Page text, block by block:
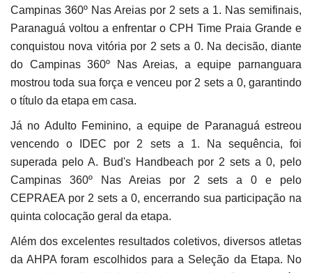
Campinas 360º Nas Areias por 2 sets a 1. Nas semifinais,
Paranaguá voltou a enfrentar o CPH Time Praia Grande e
conquistou nova vitória por 2 sets a 0. Na decisão, diante
do Campinas 360º Nas Areias, a equipe parnanguara
mostrou toda sua força e venceu por 2 sets a 0, garantindo
o título da etapa em casa.
Já no Adulto Feminino, a equipe de Paranaguá estreou
vencendo o IDEC por 2 sets a 1. Na sequência, foi
superada pelo A. Bud's Handbeach por 2 sets a 0, pelo
Campinas 360º Nas Areias por 2 sets a 0 e pelo
CEPRAEA por 2 sets a 0, encerrando sua participação na
quinta colocação geral da etapa.
Além dos excelentes resultados coletivos, diversos atletas
da AHPA foram escolhidos para a Seleção da Etapa. No